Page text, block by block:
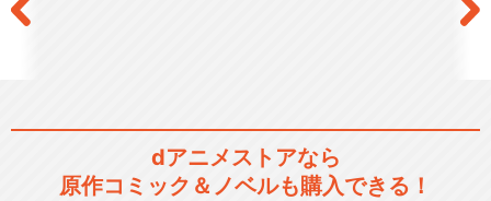
dアニメストアなら
原作コミック＆ノベルも購入できる！